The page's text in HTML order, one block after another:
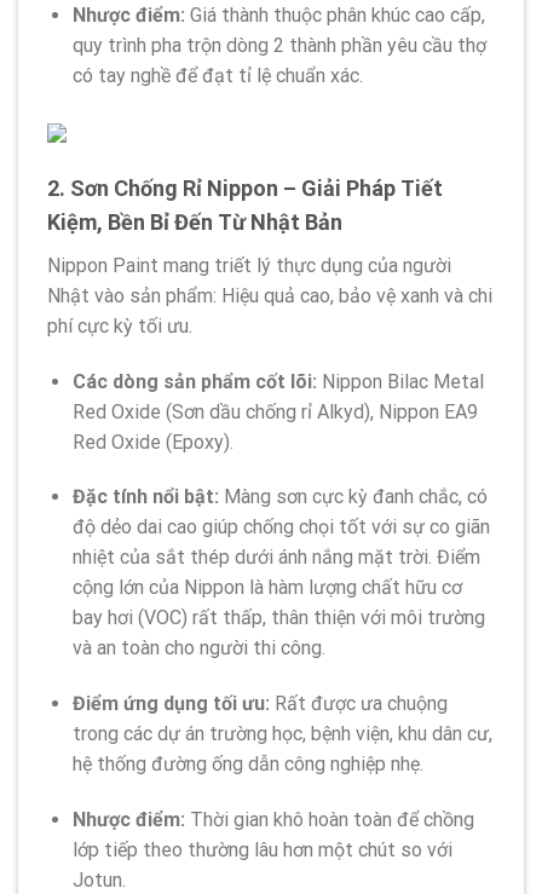
Nhược điểm: Giá thành thuộc phân khúc cao cấp,
quy trình pha trộn dòng 2 thành phần yêu cầu thợ
có tay nghề để đạt tỉ lệ chuẩn xác.
2. Sơn Chống Rỉ Nippon – Giải Pháp Tiết
Kiệm, Bền Bỉ Đến Từ Nhật Bản
Nippon Paint mang triết lý thực dụng của người
Nhật vào sản phẩm: Hiệu quả cao, bảo vệ xanh và chi
phí cực kỳ tối ưu.
Các dòng sản phẩm cốt lõi: Nippon Bilac Metal
Red Oxide (Sơn dầu chống rỉ Alkyd), Nippon EA9
Red Oxide (Epoxy).
Đặc tính nổi bật: Màng sơn cực kỳ đanh chắc, có
độ dẻo dai cao giúp chống chọi tốt với sự co giãn
nhiệt của sắt thép dưới ánh nắng mặt trời. Điểm
cộng lớn của Nippon là hàm lượng chất hữu cơ
bay hơi (VOC) rất thấp, thân thiện với môi trường
và an toàn cho người thi công.
Điểm ứng dụng tối ưu: Rất được ưa chuộng
trong các dự án trường học, bệnh viện, khu dân cư,
hệ thống đường ống dẫn công nghiệp nhẹ.
Nhược điểm: Thời gian khô hoàn toàn để chồng
lớp tiếp theo thường lâu hơn một chút so với
Jotun.